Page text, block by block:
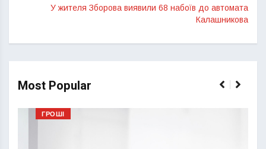
У жителя Зборова виявили 68 набоїв до автомата
Калашникова
Most Popular
ГРОШІ